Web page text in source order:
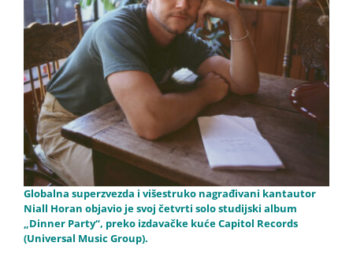
Globalna superzvezda i višestruko nagrađivani kantautor
Niall Horan objavio je svoj četvrti solo studijski album
„Dinner Party“, preko izdavačke kuće Capitol Records
(Universal Music Group).